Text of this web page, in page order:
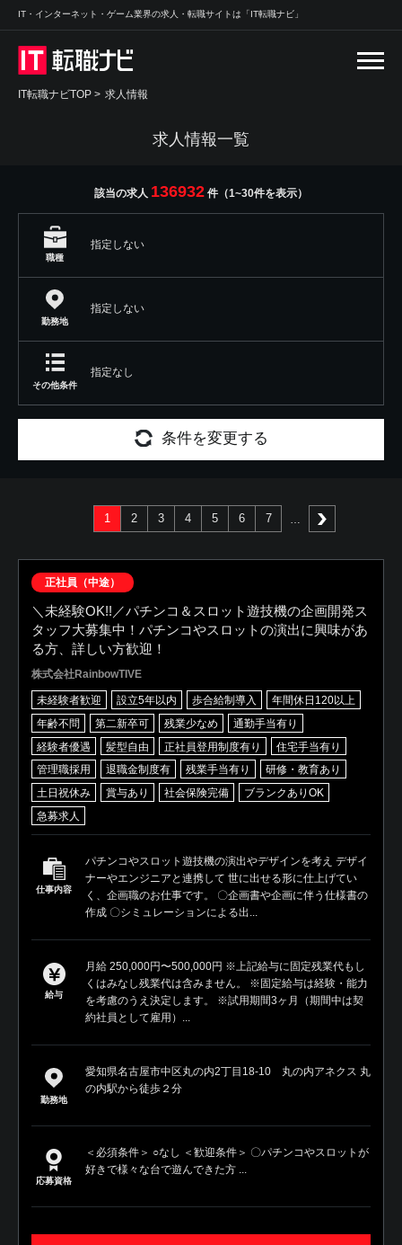
IT・インターネット・ゲーム業界の求人・転職サイトは「IT転職ナビ」
IT転職ナビTOP > 求人情報
求人情報一覧
該当の求人 136932 件（1~30件を表示）
職種
指定しない
勤務地
指定しない
その他条件
指定なし
条件を変更する
1 2 3 4 5 6 7
正社員（中途）
＼未経験OK!!／パチンコ＆スロット遊技機の企画開発ス
タッフ大募集中！パチンコやスロットの演出に興味があ
る方、詳しい方歓迎！
株式会社RainbowTIVE
未経験者歓迎 設立5年以内 歩合給制導入
年間休日120以上
年齢不問
第二新卒可 残業少なめ
通勤手当有り
経験者優遇
髪型自由 正社員登用制度有り
住宅手当有り
管理職採用
退職金制度有 残業手当有り
研修・教育あり
土日祝休み
賞与あり 社会保険完備
ブランクありOK
急募求人
仕事内容
パチンコやスロット遊技機の演出やデザインを考え デザイ
ナーやエンジニアと連携して 世に出せる形に仕上げてい
く、企画職のお仕事です。 〇企画書や企画に伴う仕様書の
作成 〇シミュレーションによる出...
給与
月給 250,000円〜500,000円 ※上記給与に固定残業代もし
くはみなし残業代は含みません。 ※固定給与は経験・能力
を考慮のうえ決定します。 ※試用期間3ヶ月（期間中は契
約社員として雇用）...
勤務地
愛知県名古屋市中区丸の内2丁目18-10 丸の内アネクス 丸
の内駅から徒歩２分
応募資格
＜必須条件＞ ○なし ＜歓迎条件＞ 〇パチンコやスロットが
好きで様々な台で遊んできた方 ...